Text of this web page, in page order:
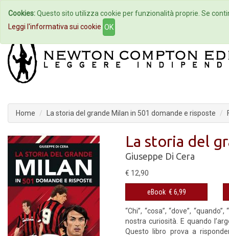
Home Autori Eventi
Home La storia del grande Milan in 501 domande e risposte
La storia del
Giuseppe Di Cera
€ 12,90
eBook € 6,99
“Chi”, “cosa”, “dove”,
nostra curiosità. E quando
Questo libro prova a
Cookies:Questo sito utilizza cookie per funzionalità proprie. Se
Leggi l'informativa sui cookie OK